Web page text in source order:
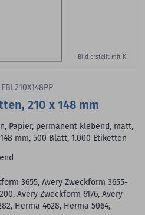
Bild erstellt mit KI
210 x 148 mm
Papier, permanent klebend, matt,
mm, 500 Blatt, 1.000 Etiketten
3655, Avery Zweckform 3655-
Avery Zweckform 6176, Avery
Herma 4628, Herma 5064,